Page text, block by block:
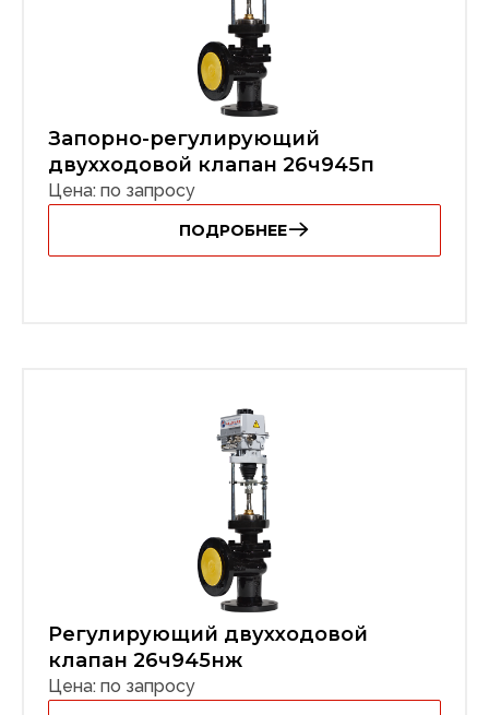
Запорно-регулирующий
двухходовой клапан 26ч945п
Цена: по запросу
ПОДРОБНЕЕ
Регулирующий двухходовой
клапан 26ч945нж
Цена: по запросу